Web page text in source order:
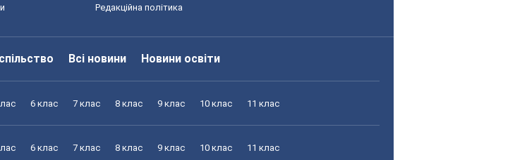
Редакційна політика
Всі новини Новини освіти
6 клас 7 клас 8 клас 9 клас 10 клас 11 клас
6 клас 7 клас 8 клас 9 клас 10 клас 11 клас